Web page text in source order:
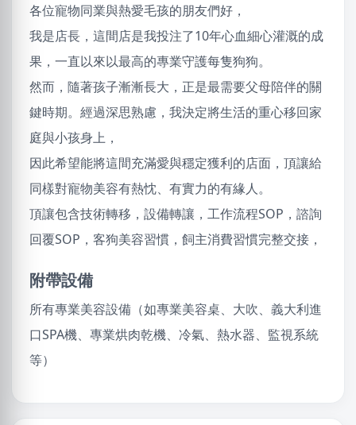
各位寵物同業與熱愛毛孩的朋友們好，
我是店長，這間店是我投注了10年心血細心灌溉的成
果，一直以來以最高的專業守護每隻狗狗。
然而，隨著孩子漸漸長大，正是最需要父母陪伴的關
鍵時期。經過深思熟慮，我決定將生活的重心移回家
庭與小孩身上，
因此希望能將這間充滿愛與穩定獲利的店面，頂讓給
同樣對寵物美容有熱忱、有實力的有緣人。
頂讓包含技術轉移，設備轉讓，工作流程SOP，諮詢
回覆SOP，客狗美容習慣，飼主消費習慣完整交接，
附帶設備
所有專業美容設備（如專業美容桌、大吹、義大利進
口SPA機、專業烘肉乾機、冷氣、熱水器、監視系統
等）